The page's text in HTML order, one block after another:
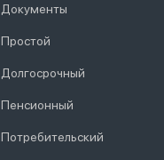
Документы
Простой
Долгосрочный
Пенсионный
Потребительский